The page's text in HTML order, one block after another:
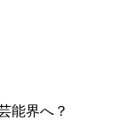
能界へ？